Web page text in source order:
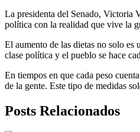
La presidenta del Senado, Victoria
política con la realidad que vive la
El aumento de las dietas no solo es
clase política y el pueblo se hace
En tiempos en que cada peso
de la gente. Este tipo de medidas
Posts Relacionados